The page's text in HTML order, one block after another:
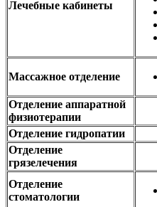
Лечебные кабинеты
Массажное отделение
Отделение аппаратной
физиотерапии
Отделение гидропатии
Отделение
грязелечения
Отделение
стоматологии